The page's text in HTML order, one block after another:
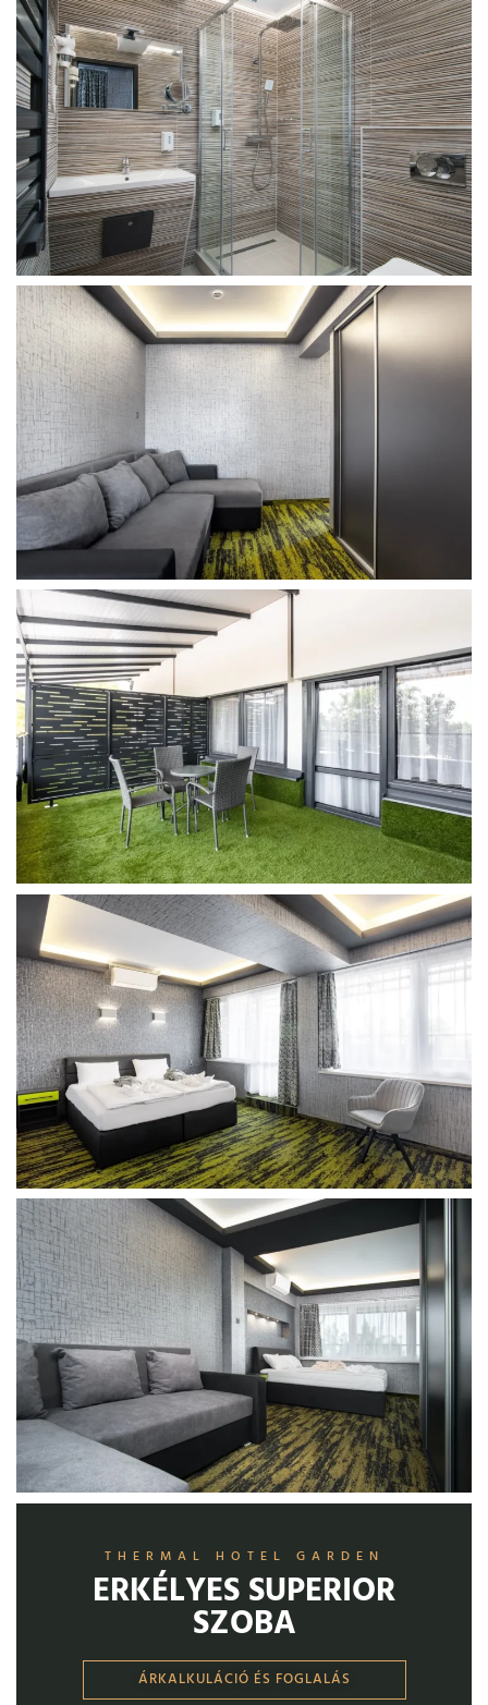
THERMAL HOTEL GARDEN
ERKÉLYES SUPERIOR
SZOBA​
ÁRKALKULÁCIÓ ÉS FOGLALÁS